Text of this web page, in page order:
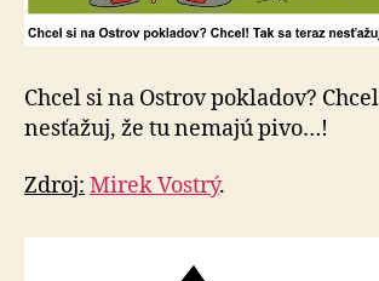
Chcel si na Ostrov pokladov?
nesťažuj, že tu nemajú pivo…!
Zdroj: Mirek Vostrý.